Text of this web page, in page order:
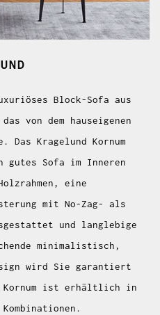
Block-Sofa aus
von dem hauseigenen
Das Kragelund Kornum
Sofa im Inneren
eine
mit No-Zag- als
und langlebige
minimalistisch,
wird Sie garantiert
Kornum ist erhältlich in